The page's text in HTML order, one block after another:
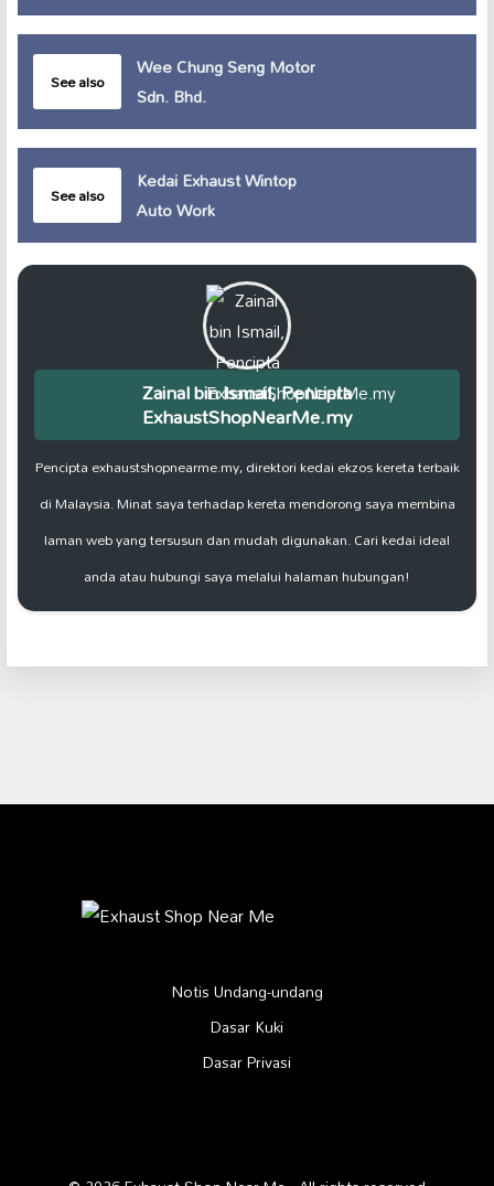
See also
Wee Chung Seng Motor
Sdn. Bhd.
See also
Kedai Exhaust Wintop
Auto Work
Zainal bin Ismail, Pencipta
ExhaustShopNearMe.my
Pencipta exhaustshopnearme.my, direktori kedai ekzos kereta terbaik
di Malaysia. Minat saya terhadap kereta mendorong saya membina
laman web yang tersusun dan mudah digunakan. Cari kedai ideal
anda atau hubungi saya melalui halaman hubungan!
Notis Undang-undang
Dasar Kuki
Dasar Privasi